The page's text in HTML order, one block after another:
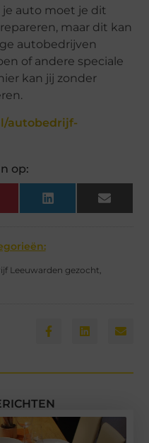
auto moet je dit
maar dit kan
autobedrijven
of andere speciale
kan jij zonder
autobedrijf-
op:
LinkedIn Email
Leeuwarden gezocht,